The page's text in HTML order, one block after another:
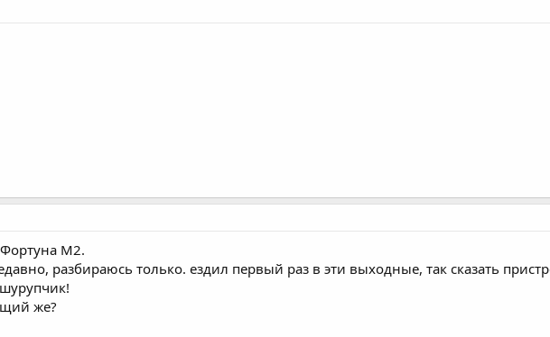
М2.
разбираюсь только. ездил первый раз в эти выходные, так сказать
же?